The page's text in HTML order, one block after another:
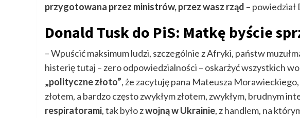
przygotowana przez ministrów, przez wasz rząd – powiedział
Donald Tusk do PiS: Matkę byście
– Wpuścić maksimum ludzi, szczególnie z Afryki, państw
histerię tutaj – zero odpowiedzialności – oskarżyć wszystkich
„polityczne złoto”, że zacytuję pana Mateusza
złotem, a bardzo często zwykłym złotem, zwykłym, brudnym
respiratorami, tak było zwojną w Ukrainie, z handlem, na